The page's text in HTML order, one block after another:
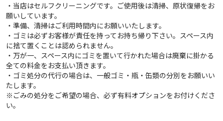
・当店はセルフクリーニングです。ご使用後は清掃、原状復帰をお
願いしています。
・準備、清掃はご利用時間内にお願いいたします。
・ゴミは必ずお客様が責任を持ってお持ち帰り下さい。スペース内
に捨て置くことは認められません。
・万が一、スペース内にゴミを置いて行かれた場合は廃棄に掛かる
全ての料金をお支払い頂きます。
・ゴミ処分の代行の場合は、一般ゴミ・瓶・缶類の分別をお願いい
たします。
※ごみの処分をご希望の場合、必ず有料オプションをお付けくださ
い。